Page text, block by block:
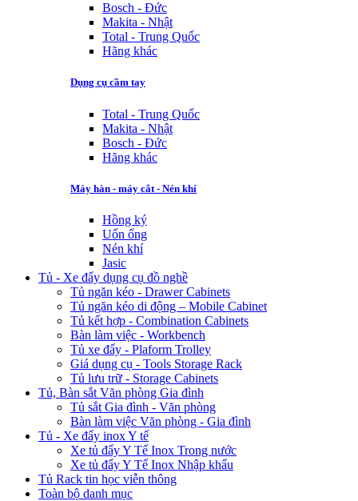
Bosch - Đức
Makita - Nhật
Total - Trung Quốc
Hãng khác
Dụng cụ cầm tay
Total - Trung Quốc
Makita - Nhật
Bosch - Đức
Hãng khác
Máy hàn - máy cắt - Nén khí
Hồng ký
Uốn ống
Nén khí
Jasic
Tủ - Xe đẩy dụng cụ đồ nghề
Tủ ngăn kéo - Drawer Cabinets
Tủ ngăn kéo di động – Mobile Cabinet
Tủ kết hợp - Combination Cabinets
Bàn làm việc - Workbench
Tủ xe đẩy - Plaform Trolley
Giá dụng cụ - Tools Storage Rack
Tủ lưu trữ - Storage Cabinets
Tủ, Bàn sắt Văn phòng Gia đình
Tủ sắt Gia đình - Văn phòng
Bàn làm việc Văn phòng - Gia đình
Tủ - Xe đẩy inox Y tế
Xe tủ đẩy Y Tế Inox Trong nước
Xe tủ đẩy Y Tế Inox Nhập khẩu
Tủ Rack tin học viễn thông
Toàn bộ danh mục